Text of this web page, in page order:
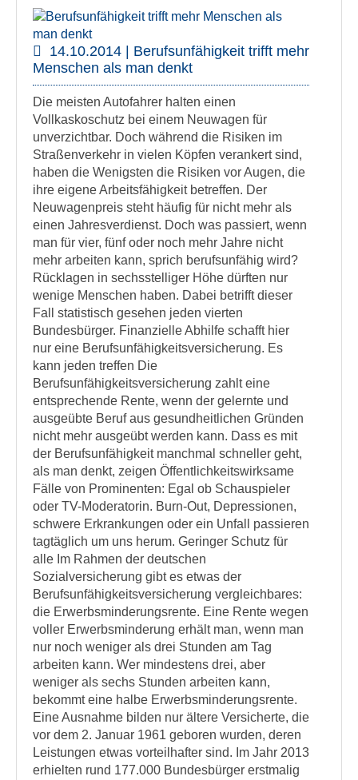
14.10.2014 | Berufsunfähigkeit trifft mehr
Menschen als man denkt
Die meisten Autofahrer halten einen
Vollkaskoschutz bei einem Neuwagen für
unverzichtbar. Doch während die Risiken im
Straßenverkehr in vielen Köpfen verankert sind,
haben die Wenigsten die Risiken vor Augen, die
ihre eigene Arbeitsfähigkeit betreffen. Der
Neuwagenpreis steht häufig für nicht mehr als
einen Jahresverdienst. Doch was passiert, wenn
man für vier, fünf oder noch mehr Jahre nicht
mehr arbeiten kann, sprich berufsunfähig wird?
Rücklagen in sechsstelliger Höhe dürften nur
wenige Menschen haben. Dabei betrifft dieser
Fall statistisch gesehen jeden vierten
Bundesbürger. Finanzielle Abhilfe schafft hier
nur eine Berufsunfähigkeitsversicherung. Es
kann jeden treffen Die
Berufsunfähigkeitsversicherung zahlt eine
entsprechende Rente, wenn der gelernte und
ausgeübte Beruf aus gesundheitlichen Gründen
nicht mehr ausgeübt werden kann. Dass es mit
der Berufsunfähigkeit manchmal schneller geht,
als man denkt, zeigen Öffentlichkeitswirksame
Fälle von Prominenten: Egal ob Schauspieler
oder TV-Moderatorin. Burn-Out, Depressionen,
schwere Erkrankungen oder ein Unfall passieren
tagtäglich um uns herum. Geringer Schutz für
alle Im Rahmen der deutschen
Sozialversicherung gibt es etwas der
Berufsunfähigkeitsversicherung vergleichbares:
die Erwerbsminderungsrente. Eine Rente wegen
voller Erwerbsminderung erhält man, wenn man
nur noch weniger als drei Stunden am Tag
arbeiten kann. Wer mindestens drei, aber
weniger als sechs Stunden arbeiten kann,
bekommt eine halbe Erwerbsminderungsrente.
Eine Ausnahme bilden nur ältere Versicherte, die
vor dem 2. Januar 1961 geboren wurden, deren
Leistungen etwas vorteilhafter sind. Im Jahr 2013
erhielten rund 177.000 Bundesbürger erstmalig